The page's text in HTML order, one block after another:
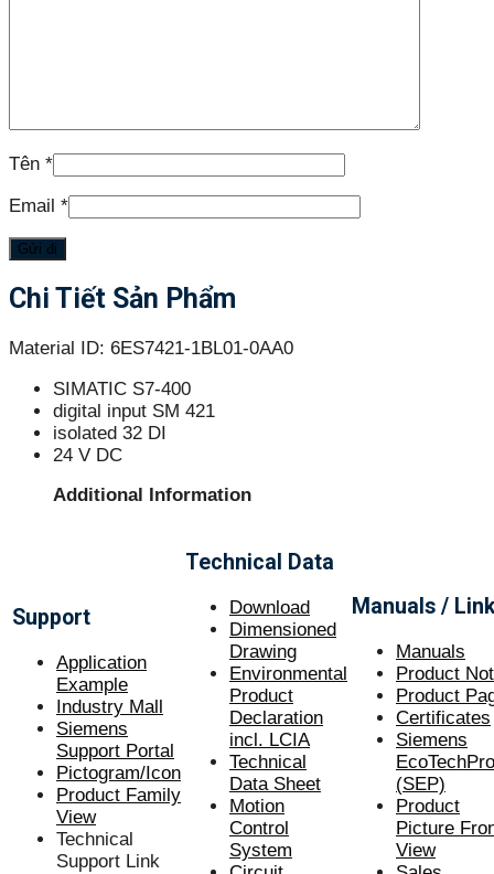
Tên *
Email *
Chi Tiết Sản Phẩm
Material ID: 6ES7421-1BL01-0AA0
SIMATIC S7-400
digital input SM 421
isolated 32 DI
24 V DC
Additional Information
Support
Application
Example
Industry Mall
Siemens
Support Portal
Pictogram/Icon
Product Family
View
Technical
Support Link
Technical Data
Download
Dimensioned
Drawing
Environmental
Product
Declaration
incl. LCIA
Technical
Data Sheet
Motion
Control
System
Manuals /
Manuals
Product
Product
Certificates
Siemens
(SEP)
Product
Picture
View